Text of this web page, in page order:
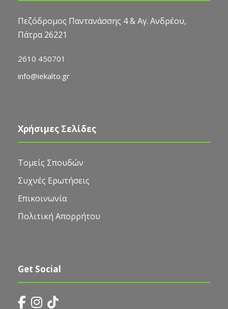
Πεζόδρομος Παντανάσσης 4 & Αγ. Ανδρέου,
Πάτρα 26221
2610 450701
info@iekalto.gr
Χρήσιμες Σελίδες
Τομείς Σπουδών
Συχνές Ερωτήσεις
Επικοινωνία
Πολιτική Απορρήτου
Get Social